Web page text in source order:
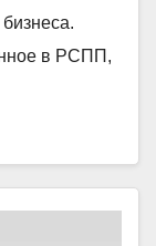
в РСПП,